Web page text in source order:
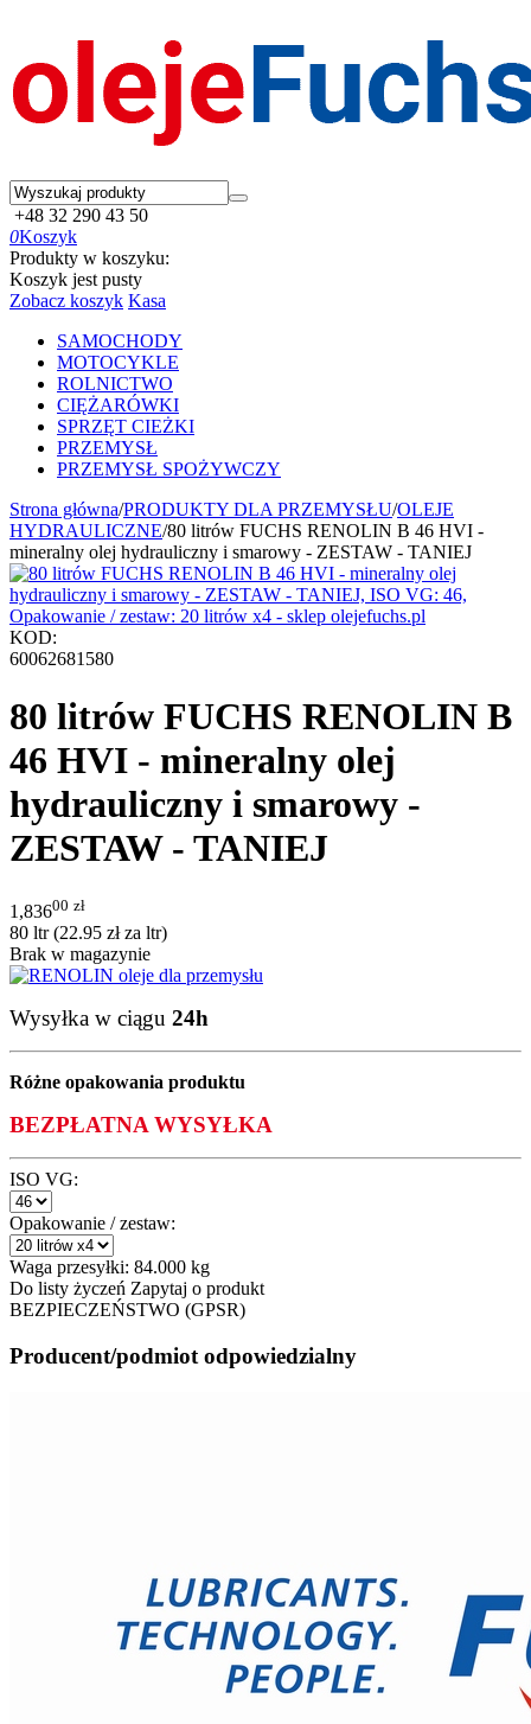
+48 32 290 43 50
0Koszyk
Produkty w koszyku:
Koszyk jest pusty
Zobacz koszyk Kasa
SAMOCHODY
MOTOCYKLE
ROLNICTWO
CIĘŻARÓWKI
SPRZĘT CIEŻKI
PRZEMYSŁ
PRZEMYSŁ SPOŻYWCZY
Strona główna/PRODUKTY DLA PRZEMYSŁU/OLEJE
HYDRAULICZNE/80 litrów FUCHS RENOLIN B 46 HVI -
mineralny olej hydrauliczny i smarowy - ZESTAW - TANIEJ
KOD:
60062681580
80 litrów FUCHS RENOLIN B
46 HVI - mineralny olej
hydrauliczny i smarowy -
ZESTAW - TANIEJ
1,83600 zł
80 ltr (22.95 złza ltr)
Brak w magazynie
Wysyłka w ciągu 24h
Różne opakowania produktu
BEZPŁATNA WYSYŁKA
ISO VG:
Opakowanie / zestaw:
Waga przesyłki: 84.000 kg
Do listy życzeń Zapytaj o produkt
BEZPIECZEŃSTWO (GPSR)
Producent/podmiot odpowiedzialny